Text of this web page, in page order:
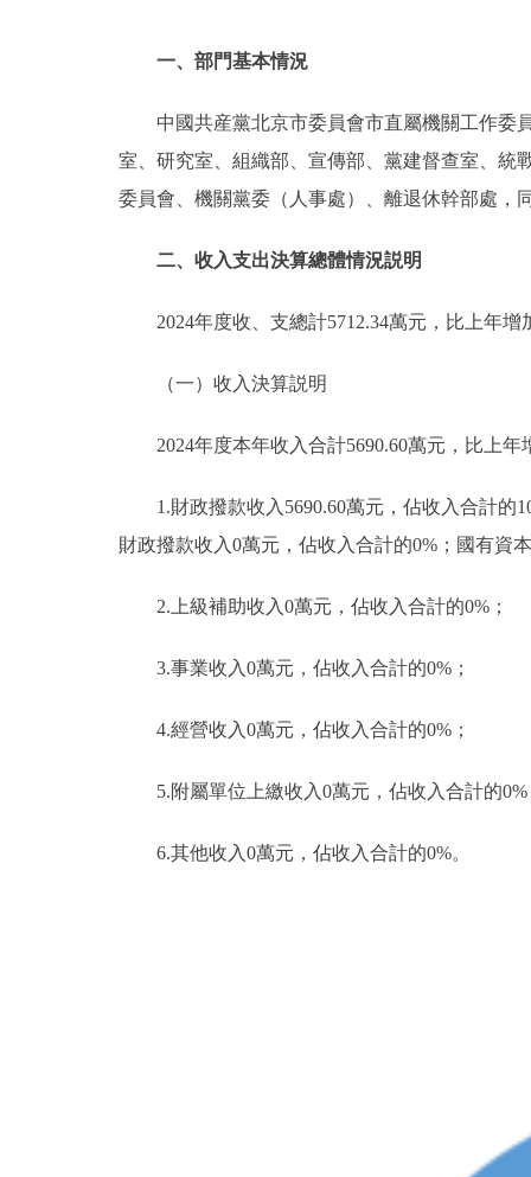
一、部門基本情況
中國共産黨北京市委員會市直屬機關工作委
室、研究室、組織部、宣傳部、黨建督查室、統
委員會、機關黨委（人事處）、離退休幹部處，
二、收入支出決算總體情況説明
2024年度收、支總計5712.34萬元，比上年增
（一）收入決算説明
2024年度本年收入合計5690.60萬元，比上年
1.財政撥款收入5690.60萬元，佔收入合計的
財政撥款收入0萬元，佔收入合計的0%；國有資
2.上級補助收入0萬元，佔收入合計的0%；
3.事業收入0萬元，佔收入合計的0%；
4.經營收入0萬元，佔收入合計的0%；
5.附屬單位上繳收入0萬元，佔收入合計的
6.其他收入0萬元，佔收入合計的0%。